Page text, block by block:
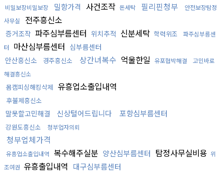
비밀보장비밀보장 밀항가격 사건조작 돈세탁 필리핀청부
안전보장탐정
사무실
전주흥신소
증거조작 파주심부름센터 위치추적 신분세탁 학력위조
파주심부름센
터 마산심부름센터 심부름센터
안산흥신소
경주흥신소 상간녀복수 억울한일 유포협박해결
고민바로
해결흥신소
몸캠피싱해킹삭제 유흥업소출입내역
후불제흥신소
말못할고민해결 신상털어드립니다 포항심부름센터
강원도흥신소 청부업자의뢰
청부업체가격
유흥업소출입내역 복수해주실분 양산심부름센터 탐정사무실비용 위
조여권 유흥출입내역 대구심부름센터